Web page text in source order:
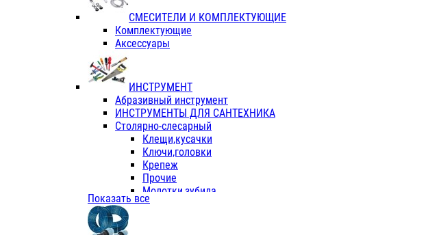
СМЕСИТЕЛИ И КОМПЛЕКТУЮЩИЕ
Комплектующие
Аксессуары
ИНСТРУМЕНТ
Абразивный инструмент
ИНСТРУМЕНТЫ ДЛЯ САНТЕХНИКА
Столярно-слесарный
Клещи,кусачки
Ключи,головки
Крепеж
Прочие
Молотки,зубила
Пассатижи,тонкогубцы,утконосы
Показать все